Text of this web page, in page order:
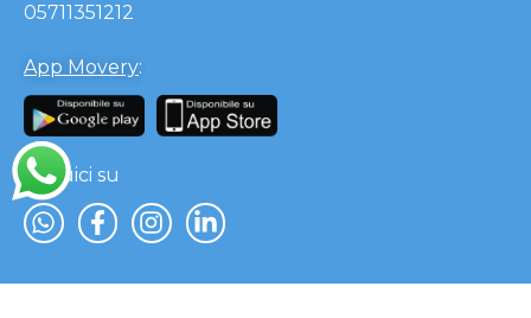
05711351212
App Movery:
Seguici su